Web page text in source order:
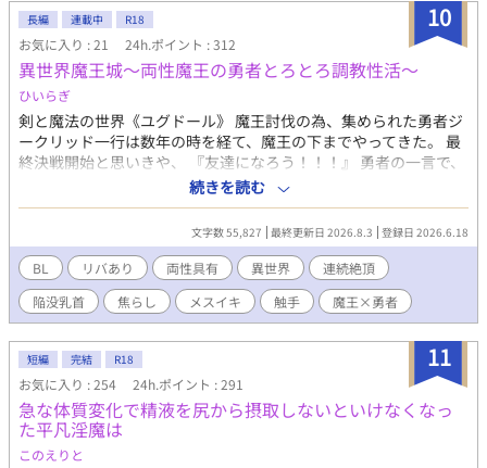
10
長編 連載中 R18
お気に入り : 21 24h.ポイント : 312
異世界魔王城〜両性魔王の勇者とろとろ調教性活〜
ひいらぎ
剣と魔法の世界《ユグドール》 魔王討伐の為、集められた勇者ジ
ークリッド一行は数年の時を経て、魔王の下までやってきた。 最
終決戦開始と思いきや、 『友達になろう！！！』 勇者の一言で、
魔族との戦争は終結。 そしてこれが、魔王と勇者の運命の出会
い。 半年後、再会した2人の甘くて淫な調教性活がスタートしま
す！ ♡ドS魔王の淫乱勇者育成計画♡ ※ほとんどエロ回なので、
印は付けてません！ ※初めの方に魔王×勇者、勇者×魔王リバー
シブルもあります！
続きを読む
文字数 55,827 最終更新日 2026.8.3 登録日 2026.6.18
BL リバあり 両性具有 異世界
連続絶頂
陥没乳首
焦らし メスイキ 触手 魔王×勇者
11
短編 完結 R18
お気に入り : 254 24h.ポイント : 291
急な体質変化で精液を尻から摂取しないといけなくなっ
た平凡淫魔は
このえりと